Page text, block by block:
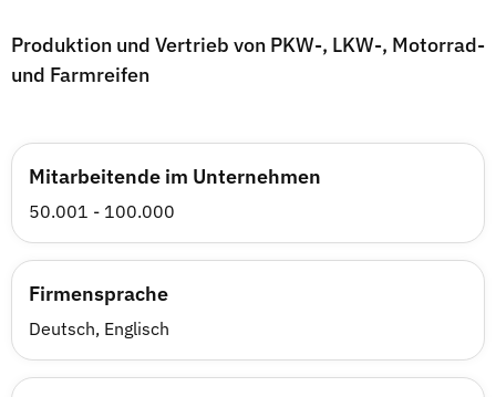
Produktion und Vertrieb von PKW-, LKW-, Motorrad-
und Farmreifen
Mitarbeitende im Unternehmen
50.001 - 100.000
Firmensprache
Deutsch, Englisch